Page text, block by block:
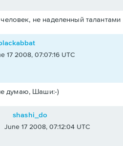
не наделенный талантами
17 2008, 07:07:16 UTC
думаю, Шаши:-)
shashi_do
June 17 2008, 07:12:04 UTC